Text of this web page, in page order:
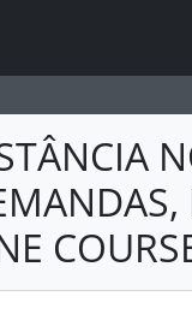
de navegação